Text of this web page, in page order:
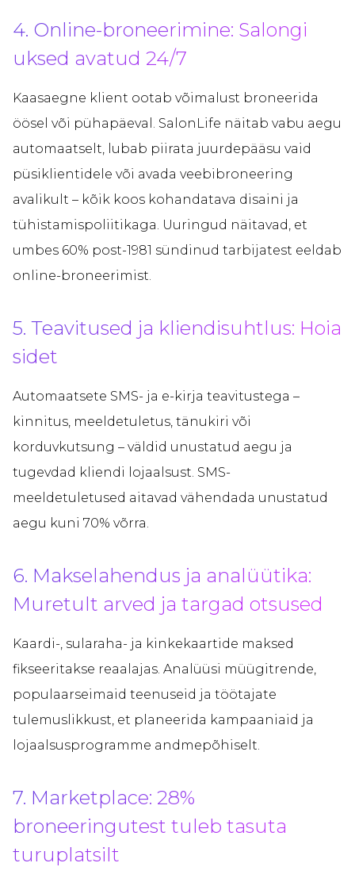
4. Online-broneerimine: Salongi
uksed avatud 24/7
Kaasaegne klient ootab võimalust broneerida
öösel või pühapäeval. SalonLife näitab vabu aegu
automaatselt, lubab piirata juurdepääsu vaid
püsiklientidele või avada veebibroneering
avalikult – kõik koos kohandatava disaini ja
tühistamispoliitikaga. Uuringud näitavad, et
umbes 60% post-1981 sündinud tarbijatest eeldab
online-broneerimist.
5. Teavitused ja kliendisuhtlus: Hoia
sidet
Automaatsete SMS- ja e-kirja teavitustega –
kinnitus, meeldetuletus, tänukiri või
korduvkutsung – väldid unustatud aegu ja
tugevdad kliendi lojaalsust. SMS-
meeldetuletused aitavad vähendada unustatud
aegu kuni 70% võrra.
6. Makselahendus ja analüütika:
Muretult arved ja targad otsused
Kaardi-, sularaha- ja kinkekaartide maksed
fikseeritakse reaalajas. Analüüsi müügitrende,
populaarseimaid teenuseid ja töötajate
tulemuslikkust, et planeerida kampaaniaid ja
lojaalsusprogramme andmepõhiselt.
7. Marketplace: 28%
broneeringutest tuleb tasuta
turuplatsilt